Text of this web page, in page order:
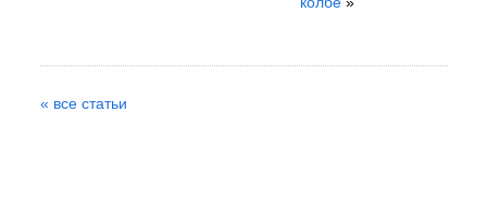
« все статьи